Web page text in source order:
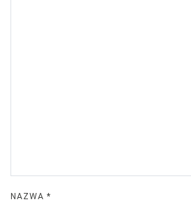
NAZWA *